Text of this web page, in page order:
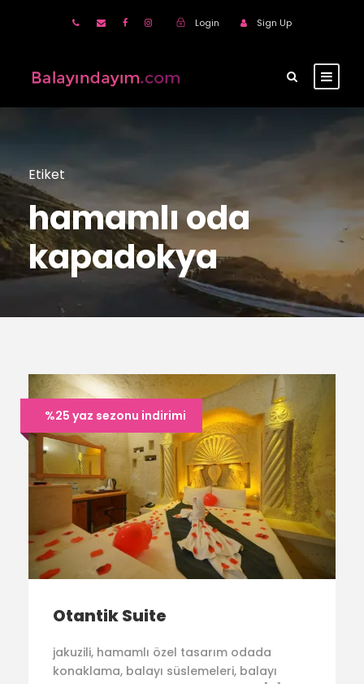
Login Sign Up
Etiket
hamamlı oda
kapadokya
%25 yaz sezonu indirimi
Otantik Suite
jakuzili, hamamlı özel tasarım odada
konaklama, balayı süslemeleri, balayı